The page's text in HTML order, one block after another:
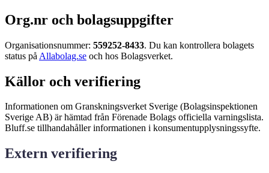
Org.nr och bolagsuppgifter
Organisationsnummer: 559252-8433. Du kan kontrollera bolagets
status på Allabolag.se och hos Bolagsverket.
Källor och verifiering
Informationen om Granskningsverket Sverige (Bolagsinspektionen
Sverige AB) är hämtad från Förenade Bolags officiella varningslista.
Bluff.se tillhandahåller informationen i konsumentupplysningssyfte.
Extern verifiering